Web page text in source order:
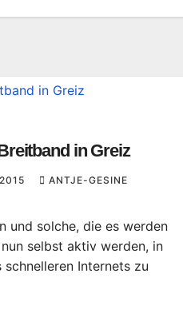
in Greiz
ANTJE-GESINE
und solche, die es werden
selbst aktiv werden, in
schnelleren Internets zu